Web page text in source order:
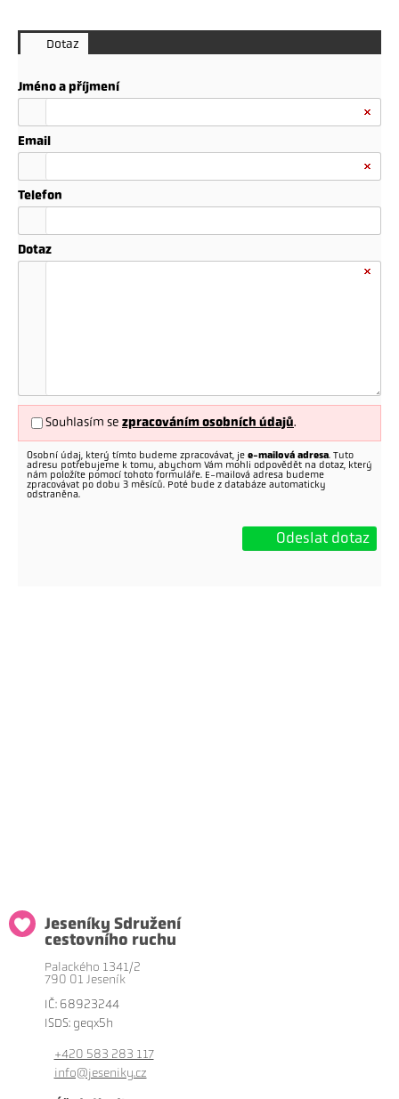
Dotaz
Jméno a příjmení
Email
Telefon
Dotaz
Souhlasím se zpracováním osobních údajů.
Osobní údaj, který tímto budeme zpracovávat, je e-mailová adresa. Tuto
adresu potřebujeme k tomu, abychom Vám mohli odpovědět na dotaz, který
nám položíte pomocí tohoto formuláře. E-mailová adresa budeme
zpracovávat po dobu 3 měsíců. Poté bude z databáze automaticky
odstraněna.
Odeslat dotaz
Jeseníky Sdružení
cestovního ruchu
Palackého 1341/2
790 01 Jeseník
IČ: 68923244
ISDS: geqx5h
+420 583 283 117
info@jeseniky.cz